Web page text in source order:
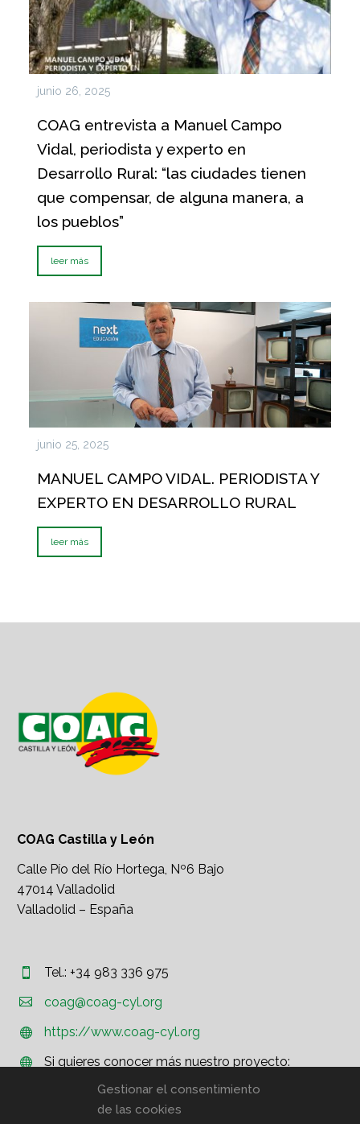
Gestionar el consentimiento
de las cookies
junio 26, 2025
COAG entrevista a Manuel Campo
Vidal, periodista y experto en
Desarrollo Rural: “las ciudades tienen
que compensar, de alguna manera, a
los pueblos”
leer más
junio 25, 2025
MANUEL CAMPO VIDAL. PERIODISTA Y
EXPERTO EN DESARROLLO RURAL
leer más
COAG Castilla y León
Calle Pío del Río Hortega, Nº6 Bajo
47014 Valladolid
Valladolid – España

 Tel.: +34 983 336 975

 coag@coag-cyl.org

 https://www.coag-cyl.org


Si quieres conocer más nuestro proyecto:
http://www.coag.org